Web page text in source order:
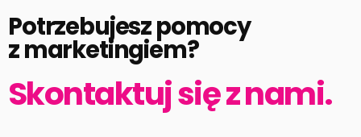
Potrzebujesz pomocy
z marketingiem?
Skontaktuj się z nami.